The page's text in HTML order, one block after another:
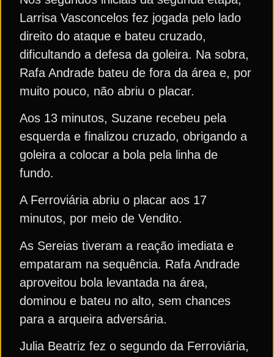
Larrisa Vasconcelos fez jogada pelo lado
direito do ataque e bateu cruzado,
dificultando a defesa da goleira. Na sobra,
Rafa Andrade bateu de fora da área e, por
muito pouco, não abriu o placar.
Aos 13 minutos, Suzane recebeu pela
esquerda e finalizou cruzado, obrigando a
goleira a colocar a bola pela linha de
fundo.
A Ferroviária abriu o placar aos 17
minutos, por meio de Vendito.
As Sereias tiveram a reação imediata e
empataram na sequência. Rafa Andrade
aproveitou bola levantada na área,
dominou e bateu no alto, sem chances
para a arqueira adversária.
Julia Beatriz fez o segundo da Ferroviária,